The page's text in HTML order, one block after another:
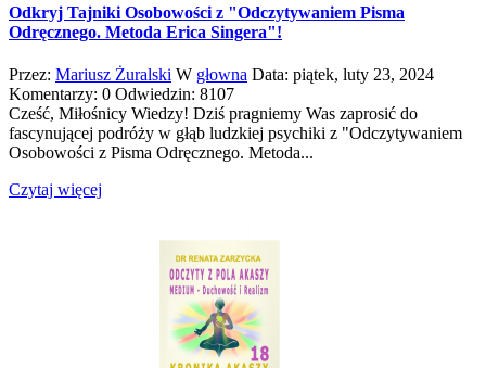
Odkryj Tajniki Osobowości z "Odczytywaniem Pisma
Odręcznego. Metoda Erica Singera"!
Przez: Mariusz Żuralski W głowna Data: piątek, luty 23, 2024
Komentarzy: 0 Odwiedzin: 8107
Cześć, Miłośnicy Wiedzy! Dziś pragniemy Was zaprosić do
fascynującej podróży w głąb ludzkiej psychiki z "Odczytywaniem
Osobowości z Pisma Odręcznego. Metoda...
Czytaj więcej